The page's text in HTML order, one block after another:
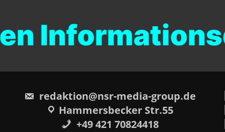
redaktion@nsr-media-group.de
Hammersbecker Str.55
+49 421 70824418